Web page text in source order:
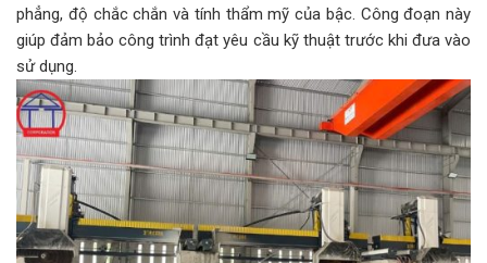
phẳng, độ chắc chắn và tính thẩm mỹ của bậc. Công đoạn này
giúp đảm bảo công trình đạt yêu cầu kỹ thuật trước khi đưa vào
sử dụng.